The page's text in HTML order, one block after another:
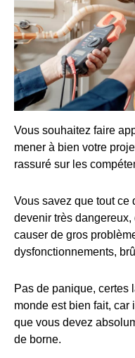
Vous souhaitez faire
mener à bien votre
rassuré sur les
Vous savez que tout ce
devenir très
causer de gros
dysfonctionnements,
Pas de panique, certes
monde est bien fait,
que vous devez
de borne.